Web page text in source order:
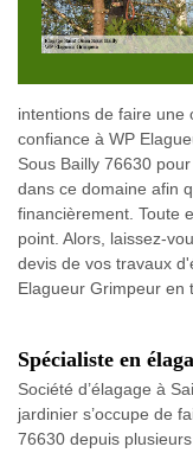
intentions de faire une
confiance à WP
Sous Bailly 76630
dans ce domaine afin
financièrement. Toute
point. Alors, laissez-
devis de vos travaux
Elagueur Grimpeur en
Spécialiste en
Société d’élagage à
jardinier s’occupe de
76630 depuis